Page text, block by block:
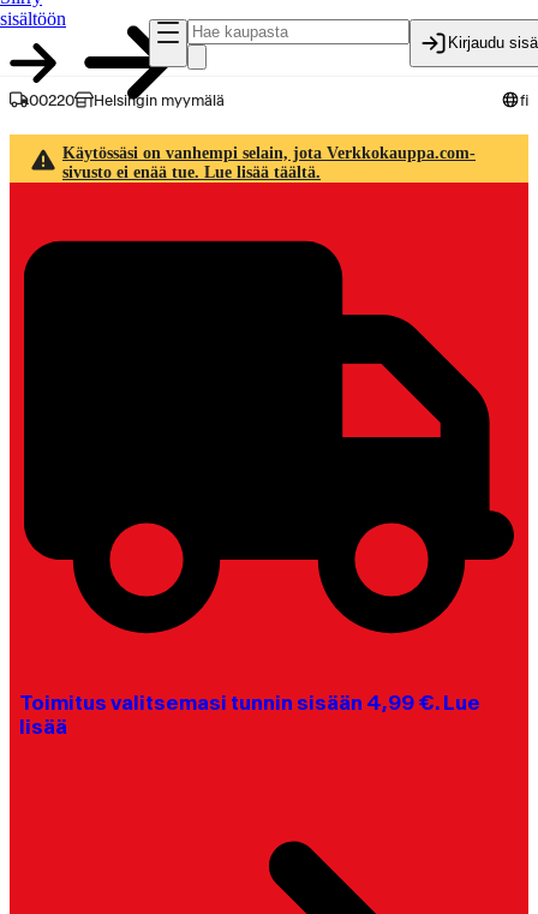
sisältöön
Kirjaudu
00220 Helsingin myymälä fi
Käytössäsi on vanhempi selain, jota Verkkokauppa.com-
sivusto ei enää tue. Lue lisää täältä.
Toimitus valitsemasi tunnin sisään 4,99 €. Lue
lisää